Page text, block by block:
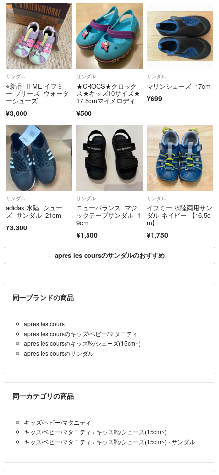
サンダル
⭐︎新品 IFME イフミ
ー ブリーズ ウォータ
ーシューズ
¥3,000
サンダル
★CROCS★クロック
ス★キッズ10サイズ★
17.5cmマイメロディ
¥500
サンダル
マリンシューズ 17cm
¥699
サンダル
adidas 水陸 シュー
ズ サンダル 21cm
¥3,300
サンダル
ニューバランス マジ
ックテープサンダル 1
9cm
¥1,500
サンダル
イフミー 水陸両用サン
ダル ネイビー 【16.5c
m】
¥1,750
apres les coursのサンダルのおすすめ
同一ブランドの商品
apres les cours
apres les coursのキッズ/ベビー/マタニティ
apres les coursのキッズ靴/シューズ(15cm~)
apres les coursのサンダル
同一カテゴリの商品
キッズ/ベビー/マタニティ
キッズ/ベビー/マタニティ › キッズ靴/シューズ(15cm~)
キッズ/ベビー/マタニティ › キッズ靴/シューズ(15cm~) › サンダル